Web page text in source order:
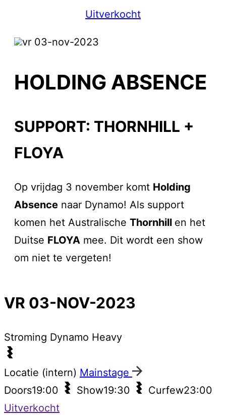
Uitverkocht
vr 03-nov-2023
HOLDING ABSENCE
SUPPORT: THORNHILL +
FLOYA
Op vrijdag 3 november komt Holding
Absence naar Dynamo! Als support
komen het Australische Thornhill en het
Duitse FLOYA mee. Dit wordt een show
om niet te vergeten!
VR 03-NOV-2023
Stroming Dynamo Heavy
Locatie (intern) Mainstage
Doors19:00 Show19:30 Curfew23:00
Uitverkocht